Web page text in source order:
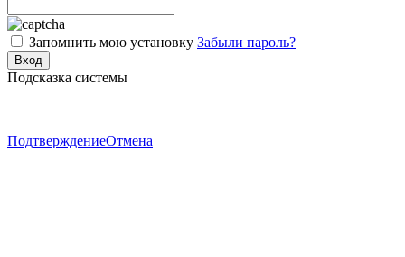
Запомнить мою установку Забыли пароль?
Подсказка системы
ПодтверждениеОтмена